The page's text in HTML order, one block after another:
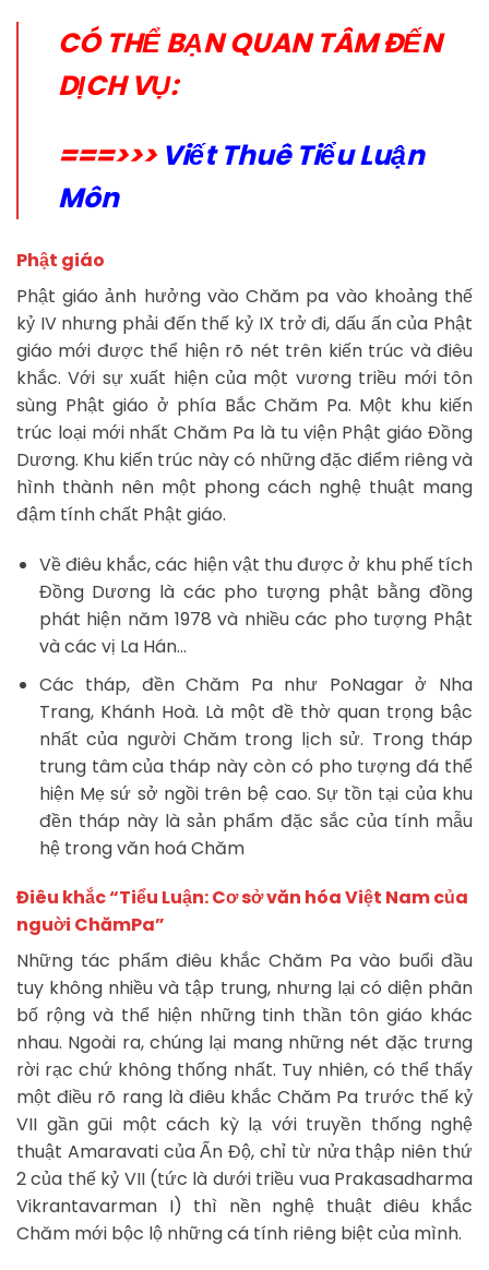
CÓ THỂ BẠN QUAN TÂM ĐẾN
DỊCH VỤ:
===>>> Viết Thuê Tiểu Luận
Môn
Phật giáo
Phật giáo ảnh hưởng vào Chăm pa vào khoảng thế
kỷ IV nhưng phải đến thế kỷ IX trở đi, dấu ấn của Phật
giáo mới được thể hiện rõ nét trên kiến trúc và điêu
khắc. Với sự xuất hiện của một vương triều mới tôn
sùng Phật giáo ở phía Bắc Chăm Pa. Một khu kiến
trúc loại mới nhất Chăm Pa là tu viện Phật giáo Đồng
Dương. Khu kiến trúc này có những đặc điểm riêng và
hình thành nên một phong cách nghệ thuật mang
đậm tính chất Phật giáo.
Về điêu khắc, các hiện vật thu được ở khu phế tích
Đồng Dương là các pho tượng phật bằng đồng
phát hiện năm 1978 và nhiều các pho tượng Phật
và các vị La Hán…
Các tháp, đền Chăm Pa như PoNagar ở Nha
Trang, Khánh Hoà. Là một đề thờ quan trọng bậc
nhất của người Chăm trong lịch sử. Trong tháp
trung tâm của tháp này còn có pho tượng đá thể
hiện Mẹ sứ sở ngồi trên bệ cao. Sự tồn tại của khu
đền tháp này là sản phẩm đặc sắc của tính mẫu
hệ trong văn hoá Chăm
Điêu khắc “Tiểu Luận: Cơ sở văn hóa Việt Nam của
nguời ChămPa”
Những tác phẩm điêu khắc Chăm Pa vào buổi đầu
tuy không nhiều và tập trung, nhưng lại có diện phân
bố rộng và thể hiện những tinh thần tôn giáo khác
nhau. Ngoài ra, chúng lại mang những nét đặc trưng
rời rạc chứ không thống nhất. Tuy nhiên, có thể thấy
một điều rõ rang là điêu khắc Chăm Pa trước thế kỷ
VII gần gũi một cách kỳ lạ với truyền thống nghệ
thuật Amaravati của Ấn Độ, chỉ từ nửa thập niên thứ
2 của thế kỷ VII (tức là dưới triều vua Prakasadharma
Vikrantavarman I) thì nền nghệ thuật điêu khắc
Chăm mới bộc lộ những cá tính riêng biệt của mình.